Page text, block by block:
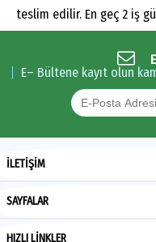
teslim edilir. En geç 2 iş
E– Bültene kayıt olun
İLETİŞİM
SAYFALAR
HIZLI LİNKLER